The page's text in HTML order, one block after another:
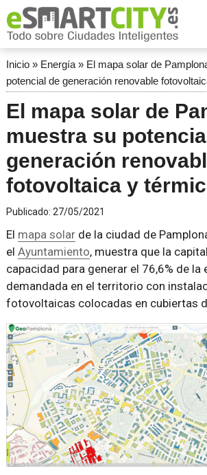
Inicio» Energía» El mapa solar de
potencial de generación renovable
El mapa solar de
muestra su
generación
fotovoltaica y
Publicado: 27/05/2021
El mapa solarde la ciudad de
el Ayuntamiento, muestra que la
capacidad para generar el 76,6% de la
demandada en el territorio con
fotovoltaicas colocadas en cubiertas